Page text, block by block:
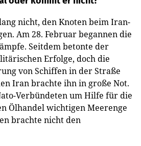
nicht, den Knoten beim Iran-
Am 28. Februar begannen die
Seitdem betonte der
Erfolge, doch die
von Schiffen in der Straße
Iran brachte ihn in große Not.
Verbündeten um Hilfe für die
Ölhandel wichtigen Meerenge
brachte nicht den